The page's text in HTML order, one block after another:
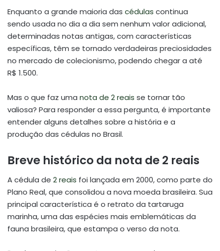
Enquanto a grande maioria das cédulas continua
sendo usada no dia a dia sem nenhum valor adicional,
determinadas notas antigas, com características
específicas, têm se tornado verdadeiras preciosidades
no mercado de colecionismo, podendo chegar a até
R$ 1.500.
Mas o que faz uma nota de 2 reais se tornar tão
valiosa? Para responder a essa pergunta, é importante
entender alguns detalhes sobre a história e a
produção das cédulas no Brasil.
Breve histórico da nota de 2 reais
A cédula de 2 reais foi lançada em 2000, como parte do
Plano Real, que consolidou a nova moeda brasileira. Sua
principal característica é o retrato da tartaruga
marinha, uma das espécies mais emblemáticas da
fauna brasileira, que estampa o verso da nota.